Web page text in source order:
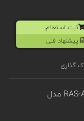
ثبت استعلام
پیشنهاد فنی
گذاری
معرفی دتکتور گاز آمونیاک اوجیونی RAS-AD مدل